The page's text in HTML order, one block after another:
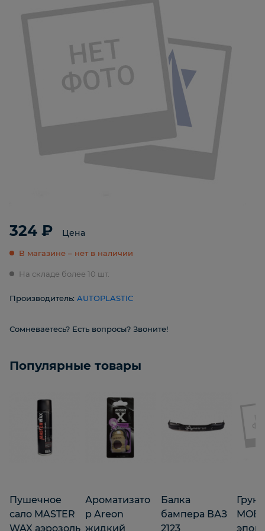
324 ₽ Цена
В магазине – нет в наличии
На складе более 10 шт.
Производитель: AUTOPLASTIC
Сомневаетесь? Есть вопросы? Звоните!
Популярные товары
Пушечное
сало MASTER
WAX аэрозоль
Ароматизато
р Areon
жидкий
Балка
бампера ВАЗ
2123
Грунт